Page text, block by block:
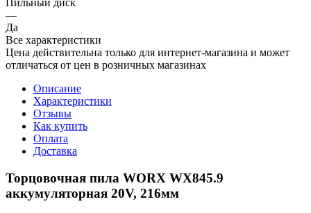
—
Да
Все характеристики
Цена действительна только для интернет-магазина и может
отличаться от цен в розничных магазинах
Описание
Характеристики
Отзывы
Как купить
Оплата
Доставка
Торцовочная пила WORX WX845.9
аккумуляторная 20V, 216мм